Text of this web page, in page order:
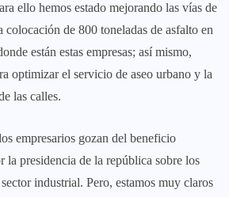
ello hemos estado mejorando las vías de
colocación de 800 toneladas de asfalto en
están estas empresas; así mismo,
optimizar el servicio de aseo urbano y la
las calles.
empresarios gozan del beneficio
la presidencia de la república sobre los
industrial. Pero, estamos muy claros